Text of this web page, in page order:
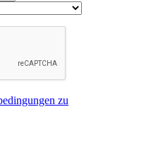
zu